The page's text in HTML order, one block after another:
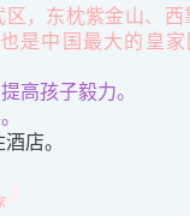
，东枕紫金山、
是中国最大的皇
高孩子毅力。
店。